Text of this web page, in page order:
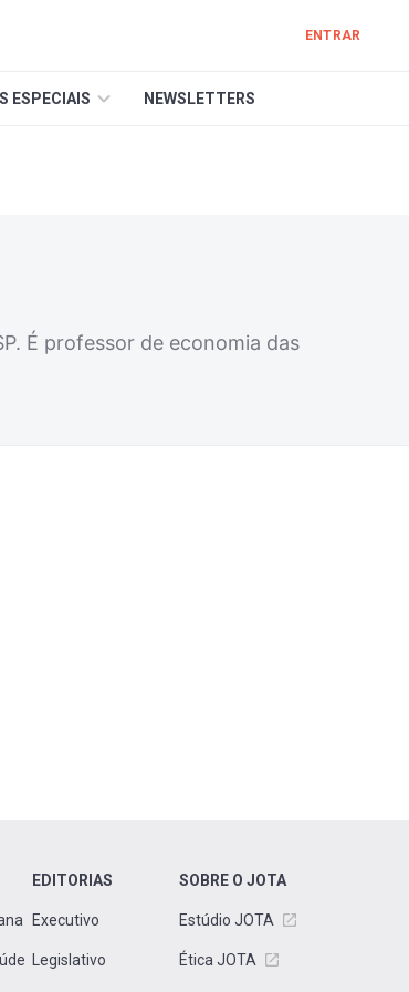
ENTRAR
ESPECIAIS NEWSLETTERS
É professor de economia das
EDITORIAS
Executivo
Legislativo
SOBRE O JOTA
Estúdio JOTA
Ética JOTA